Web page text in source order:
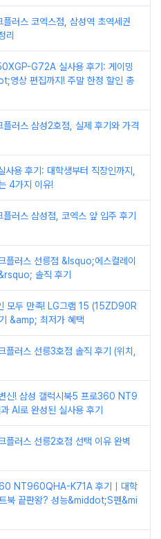
러스 코엑스점, 삼성역 초역세권
리
G72A 실사용 후기: 게이밍
상 편집까지! 주말 한정 할인 총
플러스 삼성2호점, 실제 후기와 가격
용 후기: 대학생부터 직장인까지,
4가지 이유!
러스 삼성점, 코엑스 앞 입주 후기
플러스 선릉점 &lsquo;에스컬레이
솔직 후기
모두 만족! LG그램 15 (15ZD90R
&amp; 최저가 혜택
플러스 선릉3호점 솔직 후기 (위치,
신! 삼성 갤럭시북5 프로360 NT9
AI로 완성된 실사용 후기
플러스 선릉2호점 선택 이유 완벽
NT960QHA-K71A 후기｜대학
북 끝판왕? 성능&middot;S펜&mi